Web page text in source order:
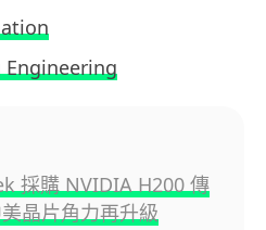
採購 NVIDIA H200 傳
晶片角力再升級